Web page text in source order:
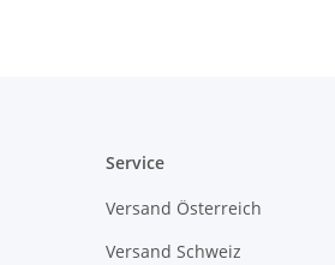
Service
Versand Österreich
Versand Schweiz